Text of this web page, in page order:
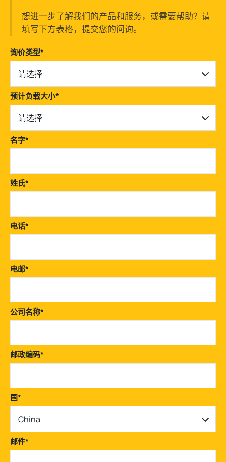
想进一步了解我们的产品和服务，或需要帮助？请
填写下方表格，提交您的问询。
询价类型*
请选择
预计负载大小*
请选择
名字*
姓氏*
电话*
电邮*
公司名称*
邮政编码*
国*
China
邮件*